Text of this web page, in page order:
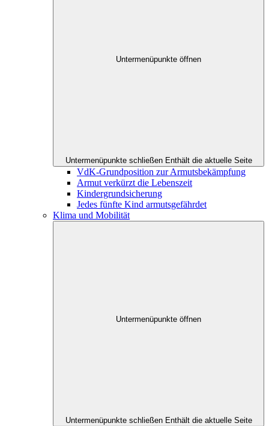
Untermenüpunkte öffnen
Untermenüpunkte schließen Enthält die aktuelle Seite
VdK-Grundposition zur Armutsbekämpfung
Armut verkürzt die Lebenszeit
Kindergrundsicherung
Jedes fünfte Kind armutsgefährdet
Klima und Mobilität
Untermenüpunkte öffnen
Untermenüpunkte schließen Enthält die aktuelle Seite